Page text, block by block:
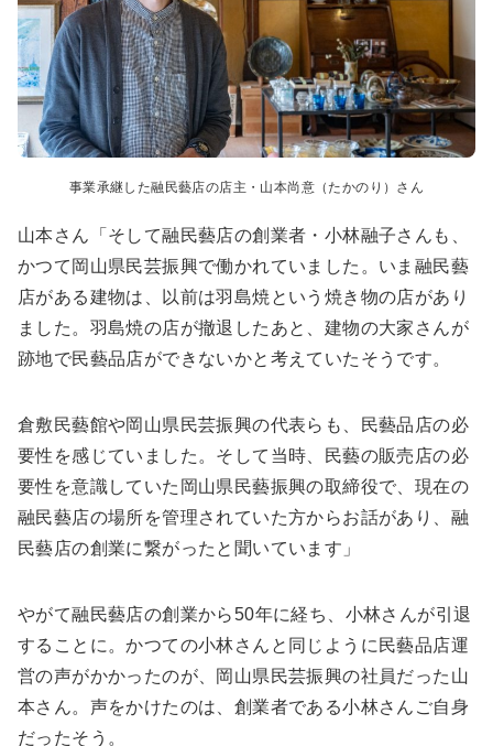
事業承継した融民藝店の店主・山本尚意（たかのり）さん
山本さん「そして融民藝店の創業者・小林融子さんも、
かつて岡山県民芸振興で働かれていました。いま融民藝
店がある建物は、以前は羽島焼という焼き物の店があり
ました。羽島焼の店が撤退したあと、建物の大家さんが
跡地で民藝品店ができないかと考えていたそうです。
倉敷民藝館や岡山県民芸振興の代表らも、民藝品店の必
要性を感じていました。そして当時、民藝の販売店の必
要性を意識していた岡山県民藝振興の取締役で、現在の
融民藝店の場所を管理されていた方からお話があり、融
民藝店の創業に繋がったと聞いています」
やがて融民藝店の創業から50年に経ち、小林さんが引退
することに。かつての小林さんと同じように民藝品店運
営の声がかかったのが、岡山県民芸振興の社員だった山
本さん。声をかけたのは、創業者である小林さんご自身
だったそう。